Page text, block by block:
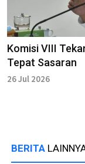
Komisi VIII
Tepat Sasaran
26 Jul 2026
BERITA